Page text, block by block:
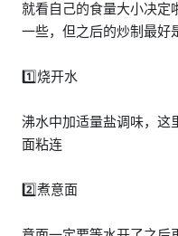
就看自己的食量大小决定
一些，但之后的炒制最好
1️⃣烧开水
沸水中加适量盐调味，这
面粘连
2️⃣煮意面